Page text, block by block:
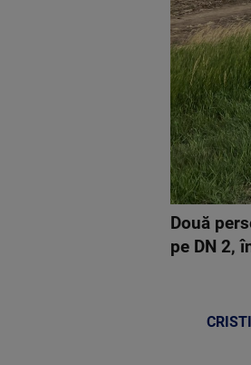
Două
pe DN 2,